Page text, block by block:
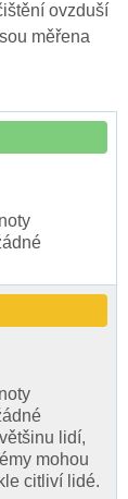
ovzduší
měřena
lidí,
mohou
citliví lidé.